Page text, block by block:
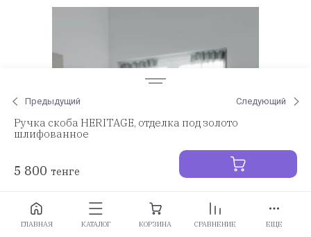
Предыдущий Следующий
Ручка скоба HERITAGE, отделка под золото
шлифованное
5 800 тенге
Заказать
ГЛАВНАЯ КАТАЛОГ КОРЗИНА СРАВНЕНИЕ ЕЩЕ